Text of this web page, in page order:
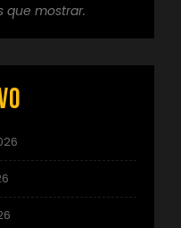
que mostrar.